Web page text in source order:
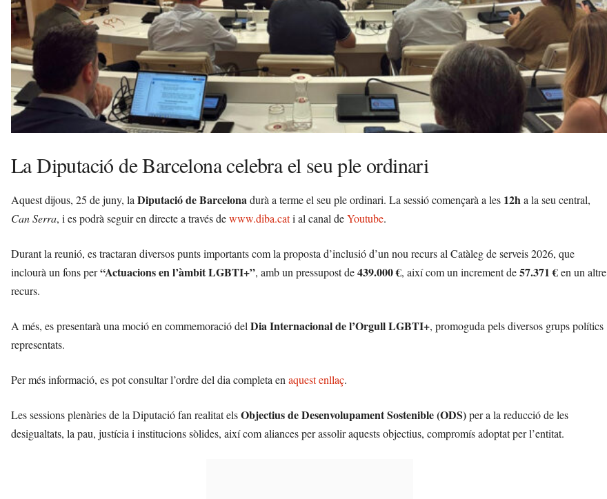
La Diputació de Barcelona celebra el seu ple ordinari
Aquest dijous, 25 de juny, laDiputació de Barcelonadurà a terme el seu ple ordinari. La sessió començarà a les 12ha la seu central,
Can Serra, i es podrà seguir en directe a través dewww.diba.cati al canal deYoutube.
Durant la reunió, es tractaran diversos punts importants com la proposta d’inclusió d’un nou recurs al Catàleg de serveis 2026, que
inclourà un fons per“Actuacions en l’àmbit LGBTI+”, amb un pressupost de439.000 €, així com un increment de57.371 €en un altre
recurs.
A més, es presentarà una moció en commemoració delDia Internacional de l’Orgull LGBTI+, promoguda pels diversos grups polítics
representats.
Per més informació, es pot consultar l’ordre del dia completa enaquest enllaç.
Les sessions plenàries de la Diputació fan realitat elsObjectius de Desenvolupament Sostenible (ODS)per a la reducció de les
desigualtats, la pau, justícia i institucions sòlides, així com aliances per assolir aquests objectius, compromís adoptat per l’entitat.